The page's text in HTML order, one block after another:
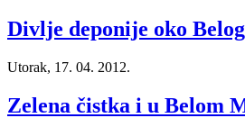
Divlje deponije oko
Utorak, 17. 04. 2012.
Zelena čistka i u Belom